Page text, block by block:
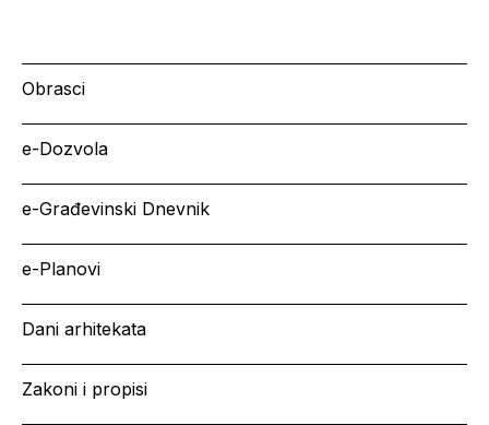
Obrasci
e-Dozvola
e-Građevinski Dnevnik
e-Planovi
Dani arhitekata
Zakoni i propisi